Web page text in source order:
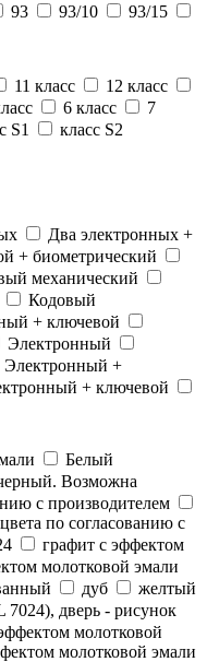
93 93/10
93/15
11 класс
12 класс
6 класс
7
S1
класс S2
Два электронныx +
+ биометрический
механический
Кодовый
+ ключевой
Электронный
Электронный +
+ ключевой
Белый
Возможна
с производителем
по согласованию с
графит с эффектом
молотковой эмали
дуб
желтый
7024), дверь - рисунок
молотковой
молотковой эмали